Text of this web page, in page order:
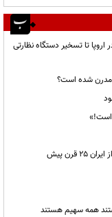
تا تسخیر دستگاه نظارتی
مدرن شده است؟
است!»
همه سهیم هستند